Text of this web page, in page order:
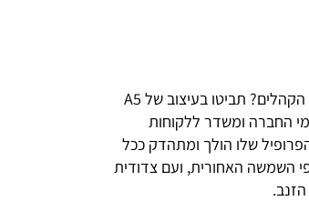
אז איך ממזגים בין סדאן לקופה בתוך כדי ניסיון לשמר את שני הקהלים? תביטו בעיצוב של A5
החברה ומשדר ללקוחות
שלו הולך ומתהדק ככל
השמשה האחורית, ועם צדודית